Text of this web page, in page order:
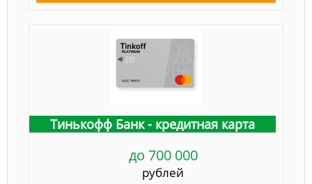
Тинькофф Банк - кредитная карта
до 700 000
рублей